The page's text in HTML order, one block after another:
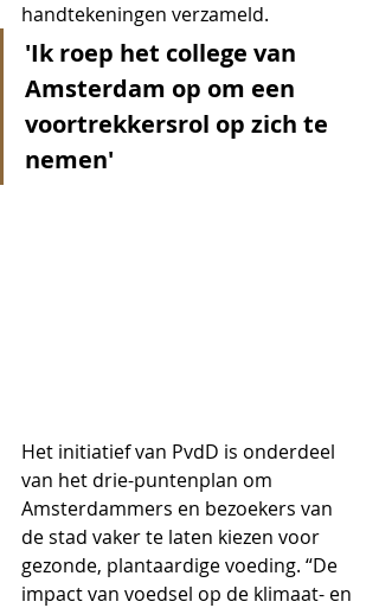
handtekeningen verzameld.
'Ik roep het college van
Amsterdam op om een
voortrekkersrol op zich te
nemen'
Het initiatief van PvdD is onderdeel
van het drie-puntenplan om
Amsterdammers en bezoekers van
de stad vaker te laten kiezen voor
gezonde, plantaardige voeding. “De
impact van voedsel op de klimaat- en